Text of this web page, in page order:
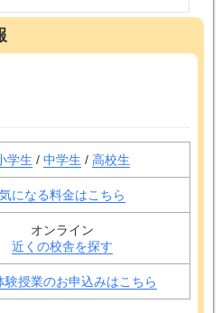
学生 / 中学生 / 高校生
気になる料金はこちら
オンライン
近くの校舎を探す
験授業のお申込みはこちら